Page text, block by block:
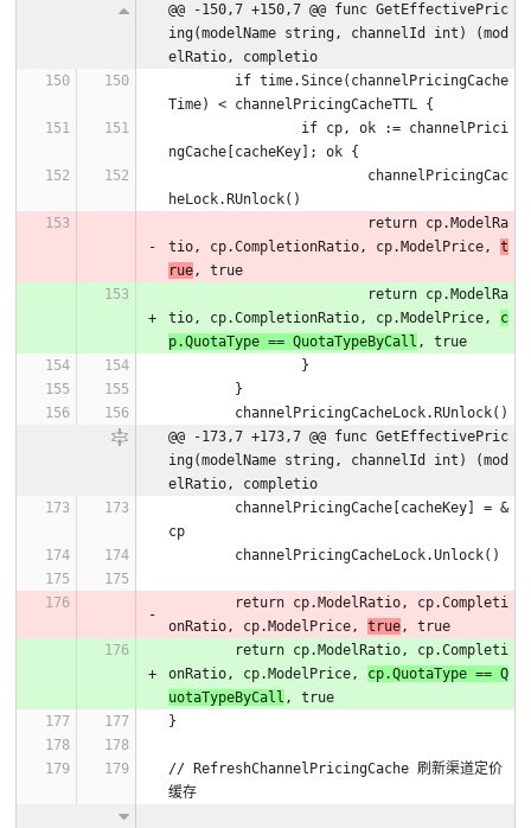
@@ -150,7 +150,7 @@ func GetEffectivePric
ing(modelName string, channelId int) (mod
elRatio, completio
Time) < channelPricingCacheTTL {
ngCache[cacheKey]; ok {
heLock.RUnlock()
tio, cp.CompletionRatio, cp.ModelPrice, t
rue, true
tio, cp.CompletionRatio, cp.ModelPrice, c
p.QuotaType == QuotaTypeByCall , true
		}
	}
	channelPricingCacheLock.RUnlock()
@@ -173,7 +173,7 @@ func GetEffectivePric
ing(modelName string, channelId int) (mod
elRatio, completio
cp
	channelPricingCacheLock.Unlock()
onRatio, cp.ModelPrice, true, true
onRatio, cp.ModelPrice, cp.QuotaType == Q
uotaTypeByCall , true
}
// RefreshChannelPricingCache 刷新渠道定价
缓存